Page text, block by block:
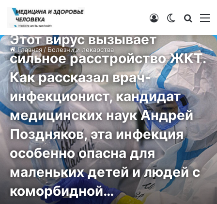
Switch skin
Войти
Главная/ Болезни и лекарства
Болезни и лекарства
Этот вирус вызывает
сильное расстройство ЖКТ.
Как рассказал врач-
инфекционист, кандидат
медицинских наук Андрей
Поздняков, эта инфекция
особенно опасна для
маленьких детей и людей с
коморбидной…